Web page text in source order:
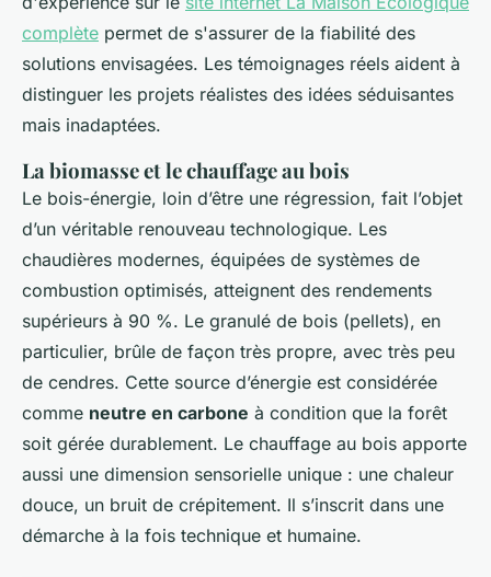
complète permet de s'assurer de la fiabilité des
solutions envisagées. Les témoignages réels aident à
distinguer les projets réalistes des idées séduisantes
mais inadaptées.
La biomasse et le chauffage au bois
Le bois-énergie, loin d’être une régression, fait l’objet
d’un véritable renouveau technologique. Les
chaudières modernes, équipées de systèmes de
combustion optimisés, atteignent des rendements
supérieurs à 90 %. Le granulé de bois (pellets), en
particulier, brûle de façon très propre, avec très peu
de cendres. Cette source d’énergie est considérée
comme neutre en carbone à condition que la forêt
soit gérée durablement. Le chauffage au bois apporte
aussi une dimension sensorielle unique : une chaleur
douce, un bruit de crépitement. Il s’inscrit dans une
démarche à la fois technique et humaine.